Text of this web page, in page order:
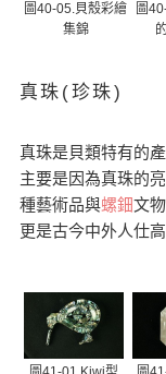
圖40-05.貝殼彩繪
集錦
圖
真珠(珍珠)
真珠是貝類特有的
主要是因為真珠的
種藝術品與螺鈿文
更是古今中外人仕